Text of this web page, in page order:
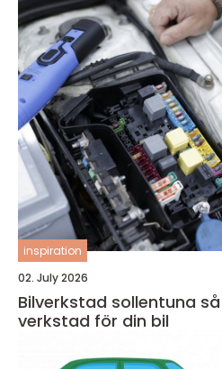
inspiration
02. July 2026
Bilverkstad sollentuna så väljer du rätt
verkstad för din bil